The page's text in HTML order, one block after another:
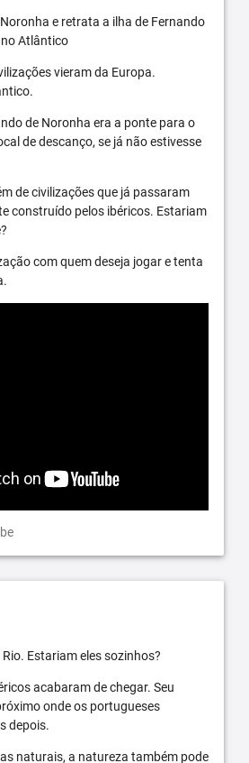
e retrata a ilha de Fernando
Atlântico
vieram da Europa.
de Noronha era a ponte para o
de descanço, se já não estivesse
de civilizações que já passaram
construído pelos ibéricos. Estariam
com quem deseja jogar e tenta
Estariam eles sozinhos?
acabaram de chegar. Seu
onde os portugueses
depois.
naturais, a natureza também pode